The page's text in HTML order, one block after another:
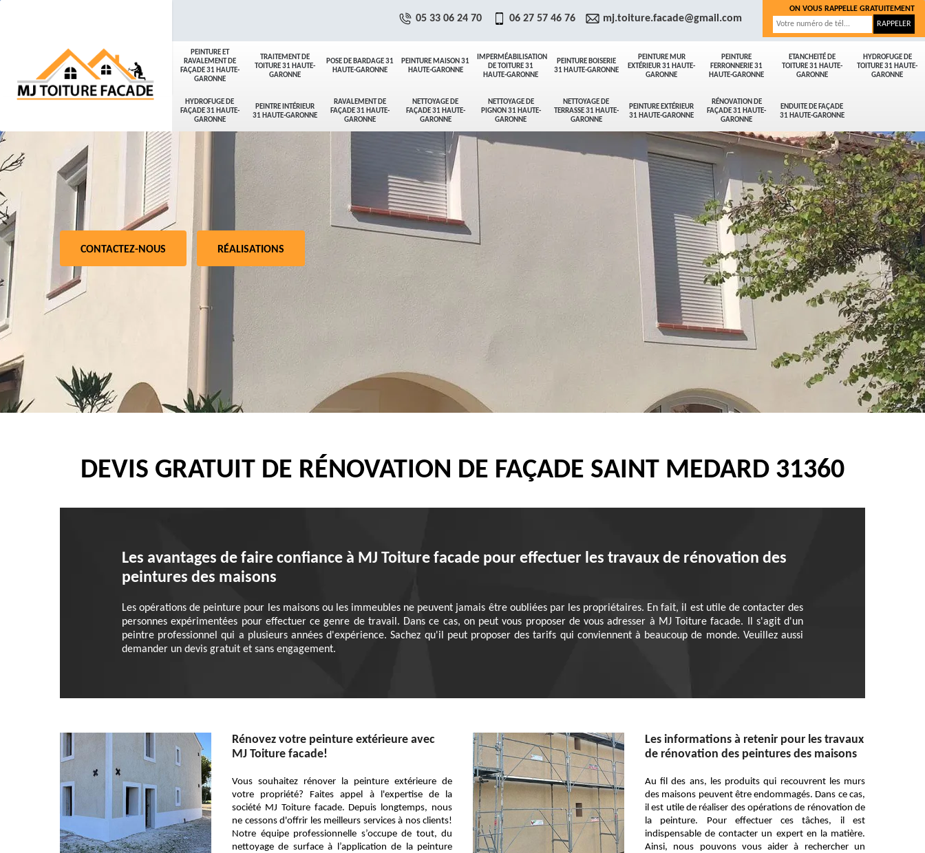
PEINTURE ET
RAVALEMENT DE
FAÇADE 31 HAUTE-
GARONNE
TRAITEMENT DE
TOITURE 31 HAUTE-
GARONNE
POSE DE BARDAGE 31
HAUTE-GARONNE
PEINTURE MAISON 31
HAUTE-GARONNE
IMPERMÉABILISATION
DE TOITURE 31
HAUTE-GARONNE
PEINTURE BOISERIE
31 HAUTE-GARONNE
PEINTURE MUR
EXTÉRIEUR 31 HAUTE-
GARONNE
PEINTURE
FERRONNERIE 31
HAUTE-GARONNE
ETANCHEITÉ DE
TOITURE 31 HAUTE-
GARONNE
HYDROFUGE DE
TOITURE 31 HAUTE-
GARONNE
HYDROFUGE DE
FAÇADE 31 HAUTE-
GARONNE
PEINTRE INTÉRIEUR
31 HAUTE-GARONNE
RAVALEMENT DE
FAÇADE 31 HAUTE-
GARONNE
NETTOYAGE DE
FAÇADE 31 HAUTE-
GARONNE
NETTOYAGE DE
PIGNON 31 HAUTE-
GARONNE
NETTOYAGE DE
TERRASSE 31 HAUTE-
GARONNE
PEINTURE EXTÉRIEUR
31 HAUTE-GARONNE
RÉNOVATION DE
FAÇADE 31 HAUTE-
GARONNE
ENDUITE DE FAÇADE
31 HAUTE-GARONNE
05 33 06 24 70 06 27 57 46 76 mj.toiture.facade@gmail.com
ON VOUS RAPPELLE GRATUITEMENT
CONTACTEZ-NOUS RÉALISATIONS
DEVIS GRATUIT DE RÉNOVATION DE FAÇADE SAINT MEDARD 31360
Les avantages de faire confiance à MJ Toiture facade pour effectuer les travaux de rénovation des
peintures des maisons
Les opérations de peinture pour les maisons ou les immeubles ne peuvent jamais être oubliées par les propriétaires. En fait, il est utile de contacter des
personnes expérimentées pour effectuer ce genre de travail. Dans ce cas, on peut vous proposer de vous adresser à MJ Toiture facade. Il s'agit d'un
peintre professionnel qui a plusieurs années d'expérience. Sachez qu'il peut proposer des tarifs qui conviennent à beaucoup de monde. Veuillez aussi
demander un devis gratuit et sans engagement.
Rénovez votre peinture extérieure avec
MJ Toiture facade!
Vous souhaitez rénover la peinture extérieure de
votre propriété? Faites appel à l'expertise de la
société MJ Toiture facade. Depuis longtemps, nous
ne cessons d'offrir les meilleurs services à nos clients!
Notre équipe professionnelle s’occupe de tout, du
nettoyage de surface à l’application de la peinture
Les informations à retenir pour les travaux
de rénovation des peintures des maisons
Au fil des ans, les produits qui recouvrent les murs
des maisons peuvent être endommagés. Dans ce cas,
il est utile de réaliser des opérations de rénovation de
la peinture. Pour effectuer ces tâches, il est
indispensable de contacter un expert en la matière.
Ainsi, nous pouvons vous aider à rechercher un